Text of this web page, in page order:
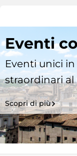
Eventi
Eventi unici
straordinari
Scopri di più